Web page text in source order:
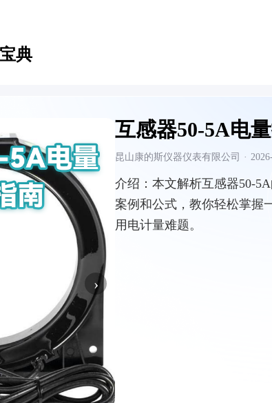
典
›
互感器50-5A电
昆山康的斯仪器仪表有限公司 ·
介绍： 本文解析互感器50-
案例和公式，教你轻松掌握
用电计量难题。